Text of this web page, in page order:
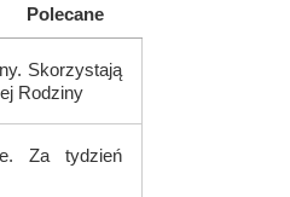
Polecane
Skorzystają
Rodziny
Za tydzień